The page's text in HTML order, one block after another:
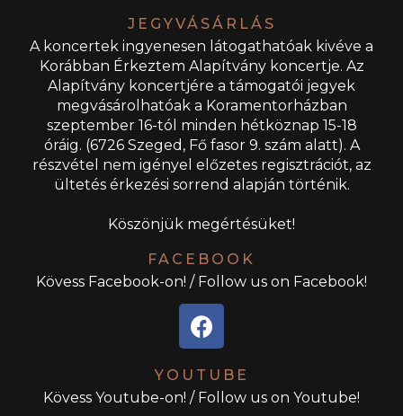
JEGYVÁSÁRLÁS
A koncertek ingyenesen látogathatóak kivéve a
Korábban Érkeztem Alapítvány koncertje. Az
Alapítvány koncertjére a támogatói jegyek
megvásárolhatóak a Koramentorházban
szeptember 16-tól minden hétköznap 15-18
óráig. (6726 Szeged, Fő fasor 9. szám alatt). A
részvétel nem igényel előzetes regisztrációt, az
ültetés érkezési sorrend alapján történik.
Köszönjük megértésüket!
FACEBOOK
Kövess Facebook-on! / Follow us on Facebook!
YOUTUBE
Kövess Youtube-on! / Follow us on Youtube!